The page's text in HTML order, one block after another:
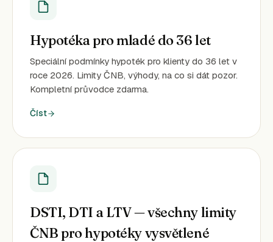
Hypotéka pro mladé do 36 let
Speciální podmínky hypoték pro klienty do 36 let v
roce 2026. Limity ČNB, výhody, na co si dát pozor.
Kompletní průvodce zdarma.
Číst
DSTI, DTI a LTV — všechny limity
ČNB pro hypotéky vysvětlené